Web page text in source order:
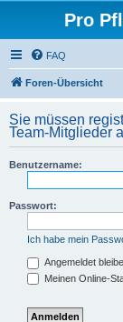
Pro
FAQ
Foren-Übersicht
Sie müssen
Team-Mitglieder
Benutzername:
Passwort:
Ich habe mein
Angemeldet
Meinen Online-